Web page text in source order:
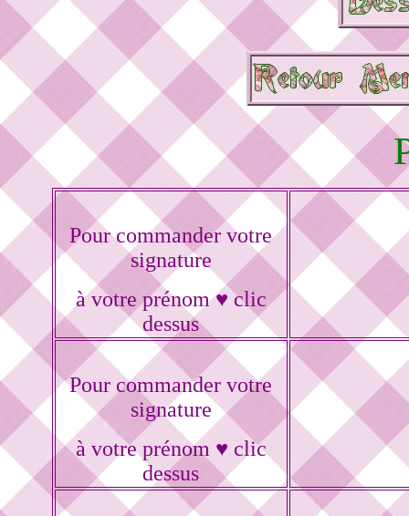
Pour commander votre
signature
à votre prénom ♥ clic
dessus
Pour commander votre
signature
à votre prénom ♥ clic
dessus